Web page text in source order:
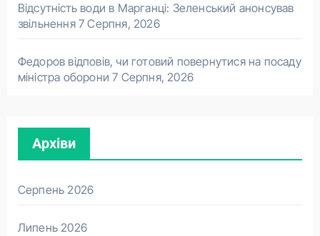
Відсутність води в Марганці: Зеленський анонсував
звільнення 7 Серпня, 2026
Федоров відповів, чи готовий повернутися на посаду
міністра оборони 7 Серпня, 2026
Архіви
Серпень 2026
Липень 2026